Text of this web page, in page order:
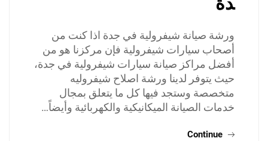
ورشة صيانة شيفرولية في جدة اذا كنت من
أصحاب سيارات شيفرولية فإن مركزنا هو من
أفضل مراكز صيانة سيارات شيفرولية في جدة،
حيث يتوفر لدينا ورشة اصلاح شيفروليه
متخصصة وستجد فيها كل ما يتعلق بمجال
خدمات الصيانة الميكانيكية والكهربائية وأيضاً…
Continue